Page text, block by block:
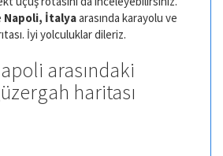
Napoli, İtalyaarasında karayolu ve
İyi yolculuklar dileriz.
arasındaki
haritası